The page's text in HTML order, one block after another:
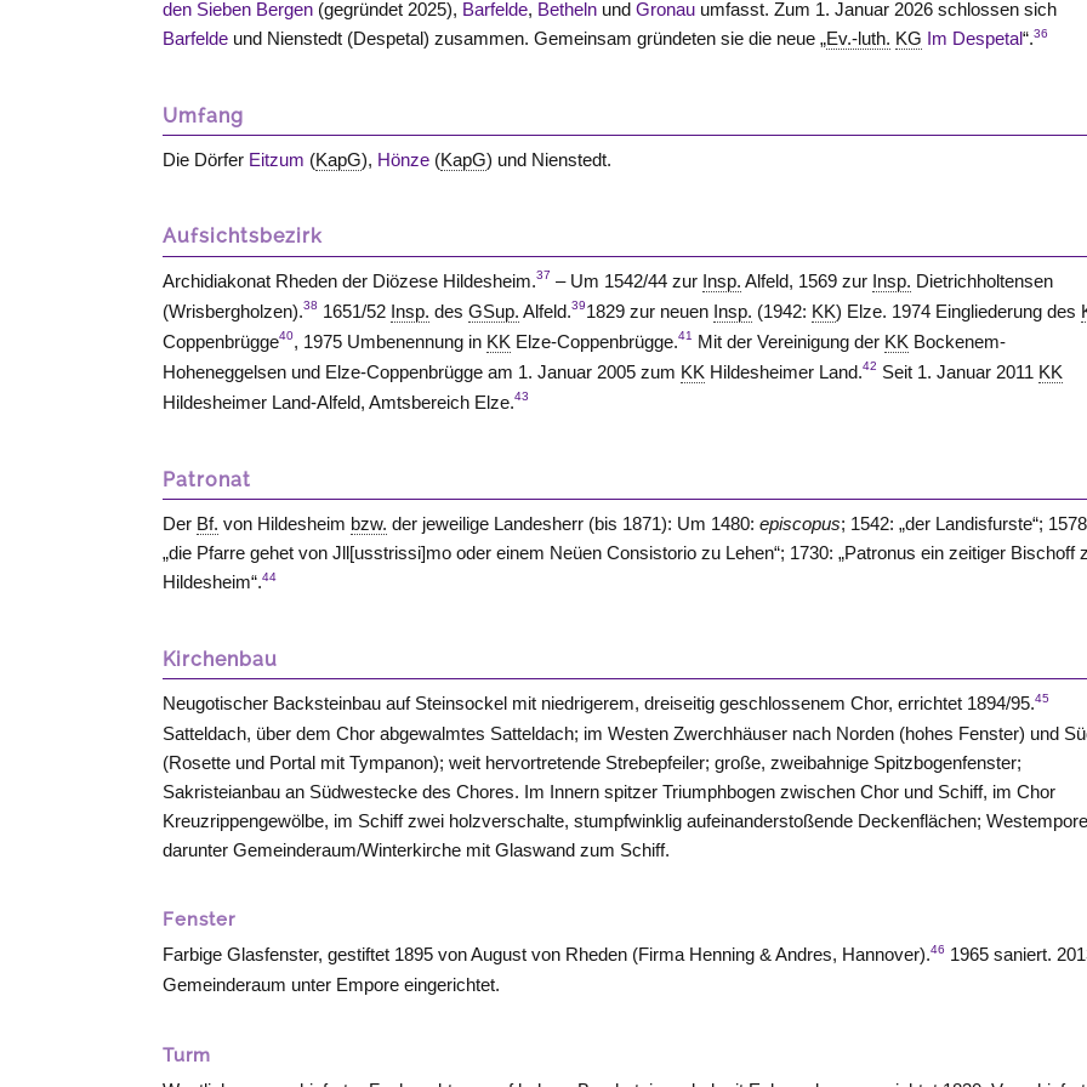
den Sieben Bergen (gegründet 2025), Barfelde, Betheln undGronau umfasst. Zum 1. Januar 2026 schlossen sich
Barfelde und Nienstedt (Despetal) zusammen. Gemeinsam gründeten sie die neue „Ev.-luth. KG Im Despetal“.36
Umfang
Die Dörfer Eitzum (KapG), Hönze (KapG) und Nienstedt.
Aufsichtsbezirk
Archidiakonat Rheden der Diözese Hildesheim.37 – Um 1542/44 zur Insp. Alfeld, 1569 zur Insp. Dietrichholtensen
(Wrisbergholzen).38 1651/52 Insp. desGSup. Alfeld.391829 zur neuen Insp. (1942: KK) Elze. 1974 Eingliederung des
Coppenbrügge40, 1975 Umbenennung in KK Elze-Coppenbrügge.41 Mit der Vereinigung der KK Bockenem-
Hoheneggelsen und Elze-Coppenbrügge am 1. Januar 2005 zum KK Hildesheimer Land.42 Seit 1. Januar 2011 KK
Hildesheimer Land-Alfeld, Amtsbereich Elze.43
Patronat
Der Bf. von Hildesheim bzw. der jeweilige Landesherr (bis 1871): Um 1480:episcopus; 1542: „der Landisfurste“;
„die Pfarre gehet von Jll[usstrissi]mo oder einem Neüen Consistorio zu Lehen“; 1730: „Patronus ein zeitiger Bischoff
Hildesheim“.44
Kirchenbau
Neugotischer Backsteinbau auf Steinsockel mit niedrigerem, dreiseitig geschlossenem Chor, errichtet 1894/95.45
Satteldach, über dem Chor abgewalmtes Satteldach; imWesten Zwerchhäuser nach Norden (hohes Fenster) und
(Rosette und Portal mit Tympanon); weit hervortretende Strebepfeiler; große, zweibahnige Spitzbogenfenster;
Sakristeianbau an Südwestecke des Chores. Im Innern spitzer Triumphbogen zwischen Chor und Schiff, im Chor
Kreuzrippengewölbe, im Schiff zwei holzverschalte, stumpfwinklig aufeinanderstoßende Deckenflächen;
darunter Gemeinderaum/Winterkirche mit Glaswand zum Schiff.
Fenster
Farbige Glasfenster, gestiftet 1895 von Augustvon Rheden (Firma Henning & Andres, Hannover).46 1965 saniert.
Gemeinderaum unter Empore eingerichtet.
Turm